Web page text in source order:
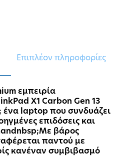
Επιπλέον πληροφορίες
εμπειρία
X1 Carbon Gen 13
laptop που συνδυάζει
επιδόσεις και
βάρος
παντού με
κανέναν συμβιβασμό